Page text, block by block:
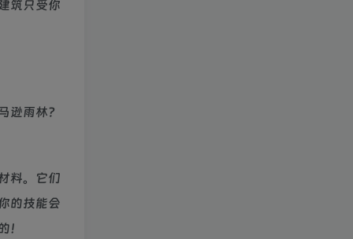
筑只受你
逊雨林？
料。它们
的技能会
！